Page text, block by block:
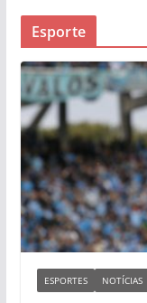
Esporte
ESPORTES NOTÍCIAS